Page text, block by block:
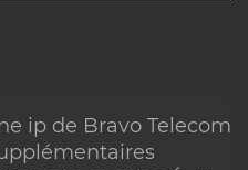
ip de Bravo Telecom